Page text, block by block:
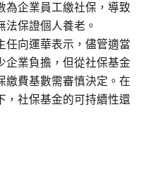
為企業員工繳社保，導致
保證個人養老。
任向運華表示，儘管適當
企業負擔，但從社保基金
繳費基數需審慎決定。在
，社保基金的可持續性還